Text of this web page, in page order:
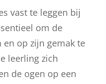
vast te leggen bij
om de
op zijn gemak te
leerling zich
de ogen op een